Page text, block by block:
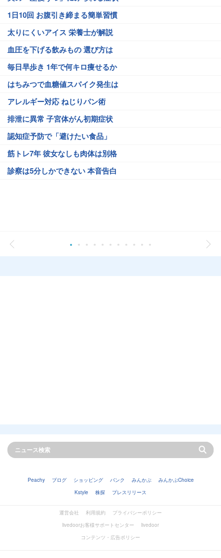
1日10回 お腹引き締まる簡単習慣
太りにくいアイス 栄養士が解説
血圧を下げる飲みもの 選び方は
毎日早歩き 1年で何キロ痩せるか
はちみつで血糖値スパイク発生は
アレルギー対応 ねじりパン術
排泄に異常 子宮体がん初期症状
認知症予防で「避けたい食品」
筋トレ7年 彼女なしも肉体は別格
診察は5分しかできない 本音告白
Peachy ブログ ショッピング バンク みんかぶ
みんかぶChoice
Kstyle
株探 プレスリリース
運営会社 利用規約
プライバシーポリシー
livedoorお客様サポートセンター
livedoor
コンテンツ・広告ポリシー